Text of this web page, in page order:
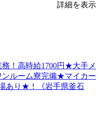
詳細を表示